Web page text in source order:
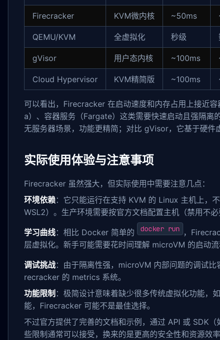
Firecracker KVM微内核 ~50ms
QEMU/KVM 全虚拟化 秒级
gVisor 用户态内核 ~100ms
Cloud Hypervisor KVM精简版 ~100ms
可以看出，Firecracker 在启动速度和内存占用上接近
a）、容器服务（Fargate）这类需要快速启动且强隔
无服务器场景，功能更精简；对比 gVisor，它基于硬件
实际使用体验与注意事项
Firecracker 虽然强大，但实际使用中需要注意几点：
环境依赖：它只能运行在支持 KVM 的 Linux 主机上，
WSL2）。生产环境需要按官方文档配置主机（禁用不
学习曲线：相比 Docker 简单的 docker run
，
层虚拟化。新手可能需要花时间理解 microVM 的启动
调试挑战：由于隔离性强，microVM 内部问题的调试
recracker 的 metrics 系统。
功能限制 ：极简设计意味着缺少很多传统虚拟化功能，
能，Firecracker 可能不是最佳选择。
不过官方提供了完善的文档和示例，通过 API 或 SDK
些限制通常可以接受，换来的是更高的安全性和资源效